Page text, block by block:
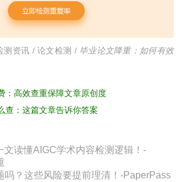
测资讯 / 论文检测 / 毕业论文降重：如何有效
：高效查重保障文章原创度
查：这篇文章告诉你答案
文读懂AIGC学术内容检测逻辑！-
吗？这些风险要提前理清！-PaperPass